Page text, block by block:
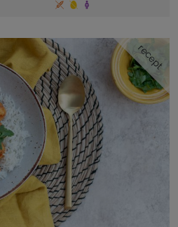
recept